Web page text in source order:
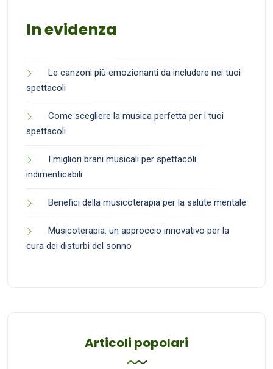
In evidenza
Le canzoni più emozionanti da includere nei tuoi
spettacoli
Come scegliere la musica perfetta per i tuoi
spettacoli
I migliori brani musicali per spettacoli
indimenticabili
Benefici della musicoterapia per la salute mentale
Musicoterapia: un approccio innovativo per la
cura dei disturbi del sonno
Articoli popolari